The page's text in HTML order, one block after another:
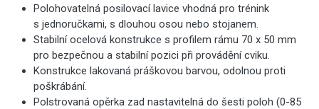
Polohovatelná posilovací lavice vhodná pro trénink
s jednoručkami, s dlouhou osou nebo stojanem.
Stabilní ocelová konstrukce s profilem rámu 70 x 50 mm
pro bezpečnou a stabilní pozici při provádění cviku.
Konstrukce lakovaná práškovou barvou, odolnou proti
poškrábání.
Polstrovaná opěrka zad nastavitelná do šesti poloh (0-85